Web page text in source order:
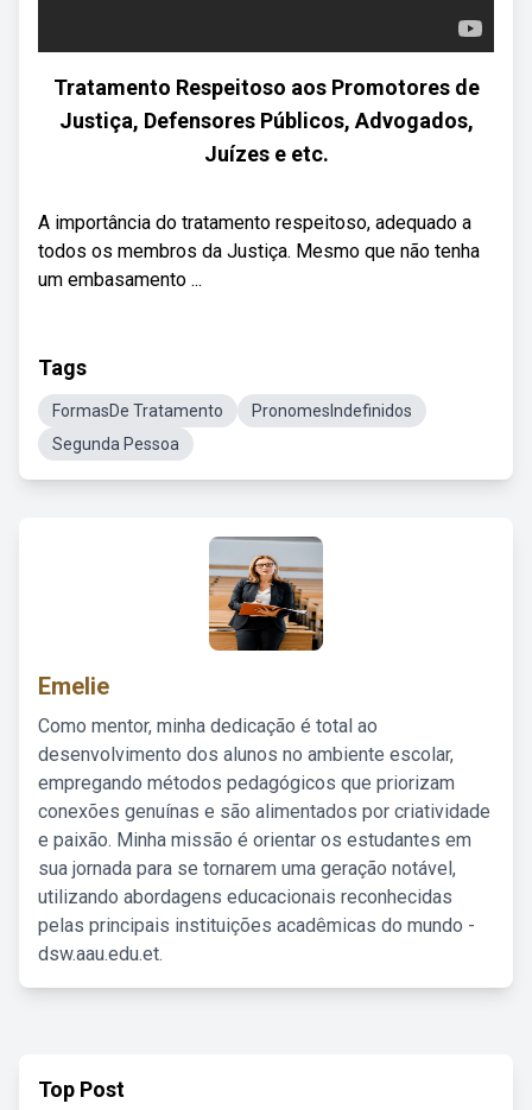
Tratamento Respeitoso aos Promotores de
Justiça, Defensores Públicos, Advogados,
Juízes e etc.
A importância do tratamento respeitoso, adequado a
todos os membros da Justiça. Mesmo que não tenha
um embasamento ...
Tags
FormasDe Tratamento
PronomesIndefinidos
Segunda Pessoa
Emelie
Como mentor, minha dedicação é total ao
desenvolvimento dos alunos no ambiente escolar,
empregando métodos pedagógicos que priorizam
conexões genuínas e são alimentados por criatividade
e paixão. Minha missão é orientar os estudantes em
sua jornada para se tornarem uma geração notável,
utilizando abordagens educacionais reconhecidas
pelas principais instituições acadêmicas do mundo -
dsw.aau.edu.et.
Top Post